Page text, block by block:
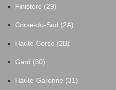
Finistère (29)
Corse-du-Sud (2A)
Haute-Corse (2B)
Gard (30)
Haute-Garonne (31)